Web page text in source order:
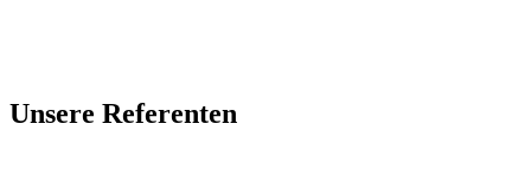
Unsere Referenten